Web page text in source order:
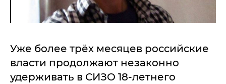
Уже более трёх месяцев российские
власти продолжают незаконно
удерживать в СИЗО 18-летнего